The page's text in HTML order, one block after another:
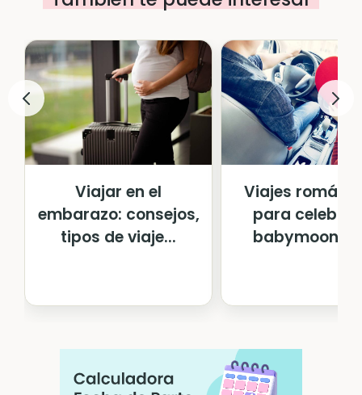
Viajar en el
embarazo: consejos,
tipos de viaje...
Viajes
para
babymoon en